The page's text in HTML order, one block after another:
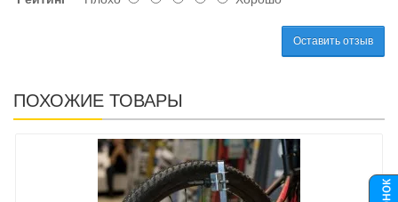
Оставить отзыв
ПОХОЖИЕ ТОВАРЫ